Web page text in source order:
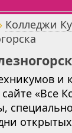
Колледжи
и
«Все